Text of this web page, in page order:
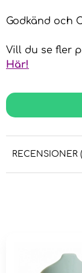
Godkänd och
Vill du se fler
Här!
RECENSIONER